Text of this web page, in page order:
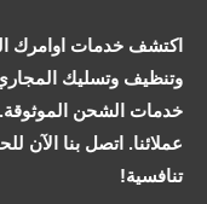
اكتشف خدمات اوامرك
وتنظيف وتسليك
خدمات الشحن الموثوقة.
عملائنا. اتصل بنا الآن
تنافسية!